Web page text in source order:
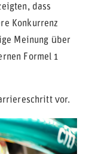
dass
Konkurrenz
Meinung über
Formel 1
vor.